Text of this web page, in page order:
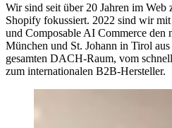
Wir sind seit über 20 Jahren im Web
Shopify fokussiert. 2022 sind wir
und Composable AI Commerce den
München und St. Johann in Tirol
gesamten DACH-Raum, vom
zum internationalen B2B-Hersteller.